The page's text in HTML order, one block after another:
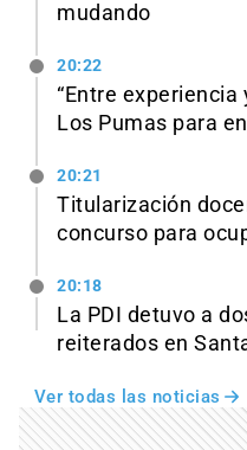
mudando
20:22
“Entre experiencia
Los Pumas para
20:21
Titularización
concurso para
20:18
La PDI detuvo a
reiterados en
Ver todas las noticias